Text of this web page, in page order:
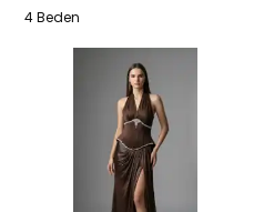
4 Beden